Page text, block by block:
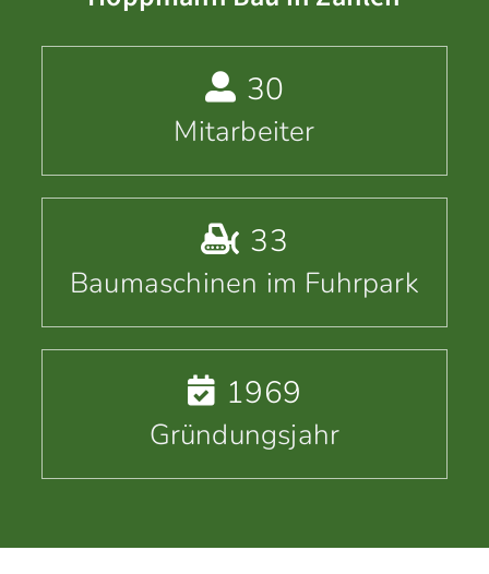
30
Mitarbeiter
33
Baumaschinen im Fuhrpark
1969
Gründungsjahr